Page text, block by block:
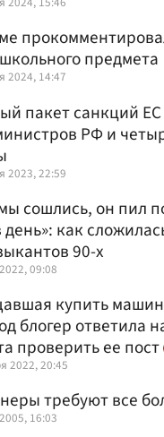
предмета
2024, 14:47
пакет санкций
РФ и
2023, 22:59
сошлись, он пил
день»: как
90-х
09:08
купить
блогер ответила
проверить ее пост
2022, 20:45
требуют все
16:03